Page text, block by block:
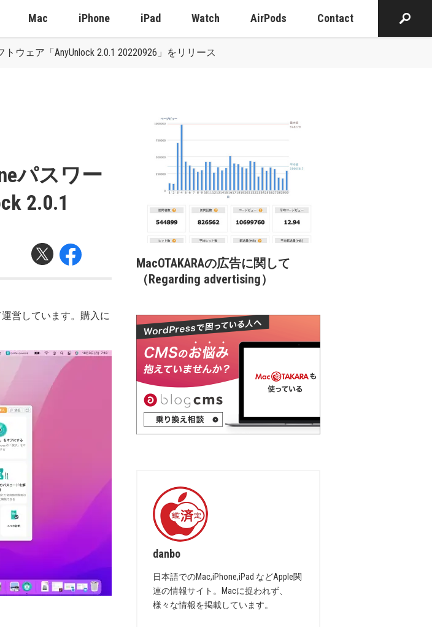
Mac iPhone iPad Watch AirPods Contact
ウェア「AnyUnlock 2.0.1 20220926」をリリース
パスワー
2.0.1
営しています。購入に
MacOTAKARAの広告に関して
（Regarding advertising）
danbo
日本語でのMac,iPhone,iPad などApple関
連の情報サイト。Macに捉われず、
様々な情報を掲載しています。